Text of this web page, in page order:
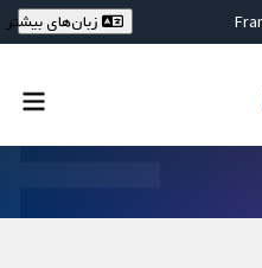
زبان‌های بیشتر